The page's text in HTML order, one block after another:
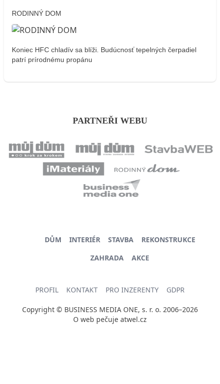
RODINNÝ DOM
Koniec HFC chladív sa blíži. Budúcnosť tepelných čerpadiel
patrí prírodnému propánu
PARTNEŘI WEBU
DŮM INTERIÉR STAVBA
REKONSTRUKCE
ZAHRADA
AKCE
PROFIL KONTAKT PRO INZERENTY GDPR
Copyright © BUSINESS MEDIA ONE, s. r. o. 2006–2026